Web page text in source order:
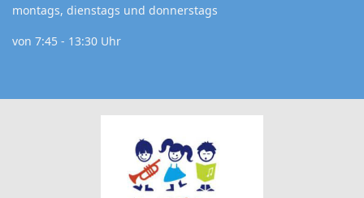
montags, dienstags und donnerstags
von 7:45 - 13:30 Uhr